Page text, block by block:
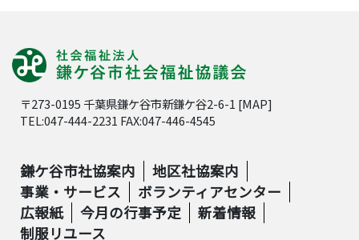
〒273-0195 千葉県鎌ケ谷市新鎌ケ谷2-6-1 [MAP]
TEL:047-444-2231 FAX:047-446-4545
鎌ケ谷市社協案内
地区社協案内
事業・サービス
ボランティアセンター
広報紙
今月の行事予定
新着情報
制服リユース